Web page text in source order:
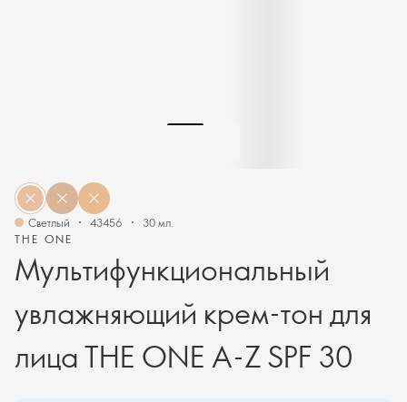
THE ONE
Мультифункциональный
увлажняющий крем-тон для
лица THE ONE A-Z SPF 30
Светлый 43456 30 мл.